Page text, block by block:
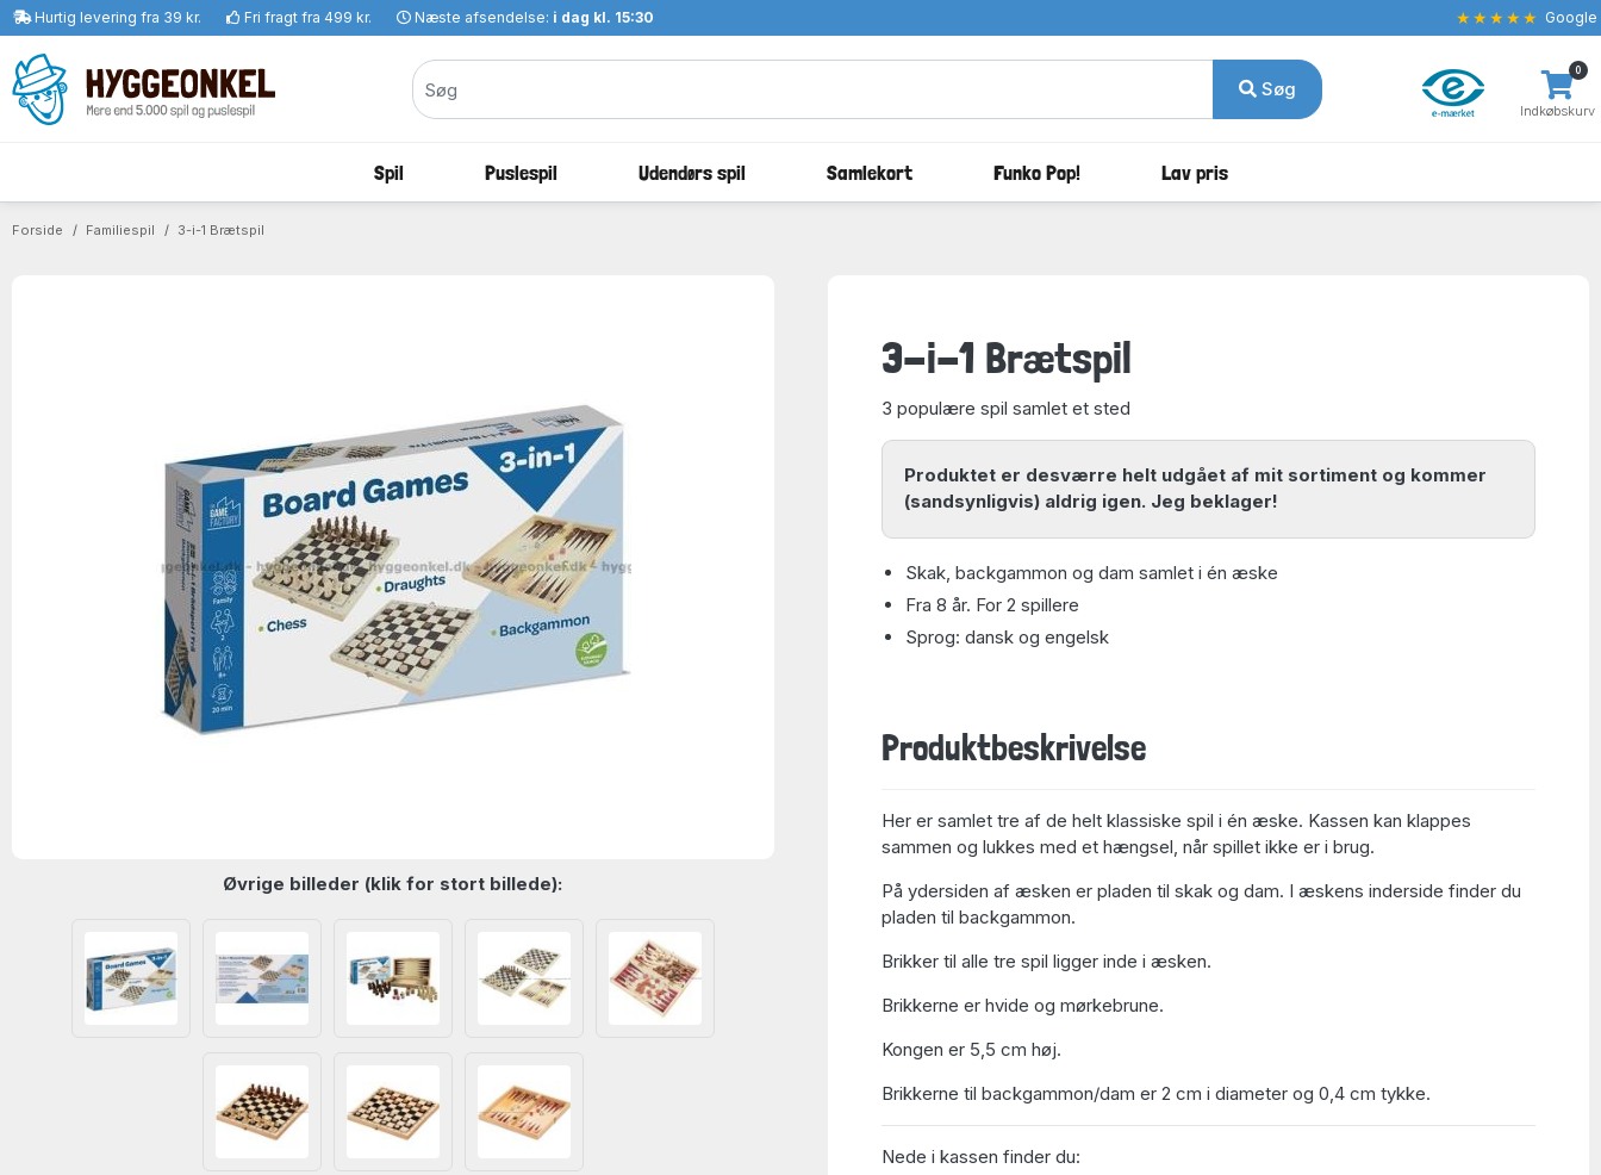
Hurtig levering fra 39 kr. Fri fragt fra 499 kr. Næste afsendelse: i dag kl. 15:30 ★★★★★ Google
Søg
Indkøbskurv
0
Spil Puslespil Udendørs spil Samlekort Funko Pop! Lav pris
Forside Familiespil 3-i-1 Brætspil
Øvrige billeder (klik for stort billede):
3-i-1 Brætspil
3 populære spil samlet et sted
Produktet er desværre helt udgået af mit sortiment og kommer
(sandsynligvis) aldrig igen. Jeg beklager!
Skak, backgammon og dam samlet i én æske
Fra 8 år. For 2 spillere
Sprog: dansk og engelsk
Produktbeskrivelse
Her er samlet tre af de helt klassiske spil i én æske. Kassen kan klappes
sammen og lukkes med et hængsel, når spillet ikke er i brug.
På ydersiden af æsken er pladen til skak og dam. I æskens inderside finder du
pladen til backgammon.
Brikker til alle tre spil ligger inde i æsken.
Brikkerne er hvide og mørkebrune.
Kongen er 5,5 cm høj.
Brikkerne til backgammon/dam er 2 cm i diameter og 0,4 cm tykke.
Nede i kassen finder du: